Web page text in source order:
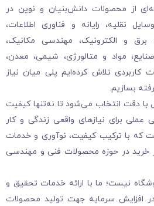
از محصولات دانش‌بنیان و نوین در
نقلیه، رایانه و فناوری اطلاعات،
برق و الکترونیک، مهندسی مکانیک،
مواد و متالورژی، شیمی، معدن،
تلاش کرده‌ایم پلی میان نیاز
بسازیم.
دقت انتخاب می‌شود تا نه‌تنها کیفیت
عملی برای نیازهای واقعی زندگی و کار
که با ترکیب کیفیت، نوآوری و خدمات
خرید در حوزه محصولات فنی و مهندسی
نیست؛ ما با ارائه خدمات تحقیق و
افزایش سرمایه جهت تولید محصولات